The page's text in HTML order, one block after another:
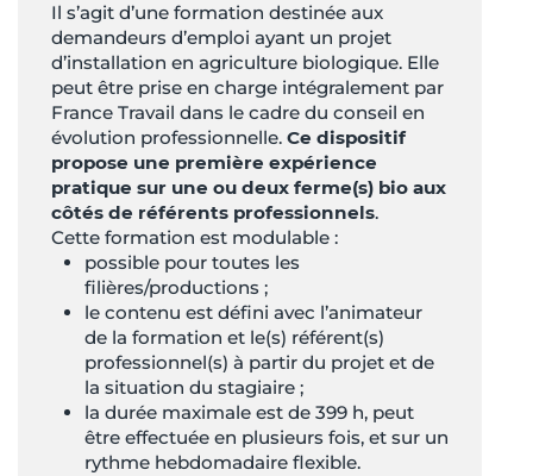
Il s’agit d’une formation destinée aux
demandeurs d’emploi ayant un projet
d’installation en agriculture biologique. Elle
peut être prise en charge intégralement par
France Travail dans le cadre du conseil en
évolution professionnelle. Ce dispositif
propose une première expérience
pratique sur une ou deux ferme(s) bio aux
côtés de référents professionnels.
Cette formation est modulable :
possible pour toutes les
filières/productions ;
le contenu est défini avec l’animateur
de la formation et le(s) référent(s)
professionnel(s) à partir du projet et de
la situation du stagiaire ;
la durée maximale est de 399 h, peut
être effectuée en plusieurs fois, et sur un
rythme hebdomadaire flexible.